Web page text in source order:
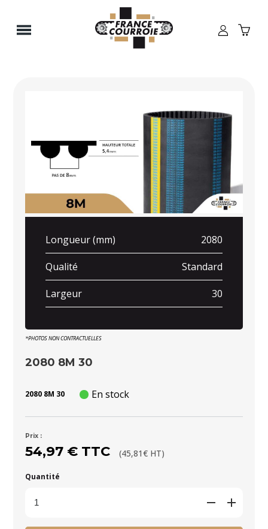
Longueur (mm) 2080
Qualité Standard
Largeur 30
*PHOTOS NON CONTRACTUELLES
2080 8M 30
2080 8M 30 En stock
Prix :
54,97 € TTC (45,81€ HT)
Quantité
Panneau de gestion des cookies